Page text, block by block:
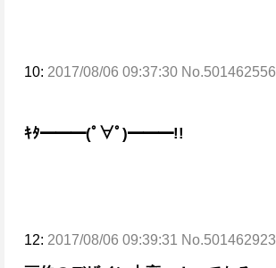
10: 2017/08/06 09:37:30 No.501462556
ｷﾀ━━━(ﾟ∀ﾟ)━━━!!
12: 2017/08/06 09:39:31 No.501462923